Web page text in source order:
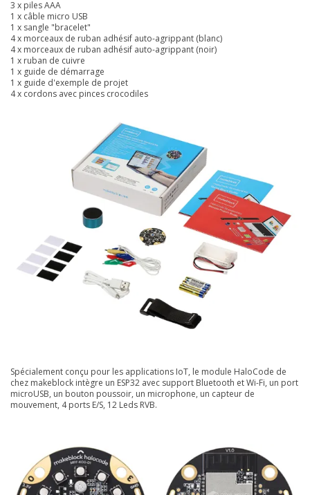
3 x piles AAA
1 x câble micro USB
1 x sangle "bracelet"
4 x morceaux de ruban adhésif auto-agrippant (blanc)
4 x morceaux de ruban adhésif auto-agrippant (noir)
1 x ruban de cuivre
1 x guide de démarrage
1 x guide d'exemple de projet
4 x cordons avec pinces crocodiles
Spécialement conçu pour les applications IoT, le module HaloCode de
chez makeblock intègre un ESP32 avec support Bluetooth et Wi-Fi, un port
microUSB, un bouton poussoir, un microphone, un capteur de
mouvement, 4 ports E/S, 12 Leds RVB.